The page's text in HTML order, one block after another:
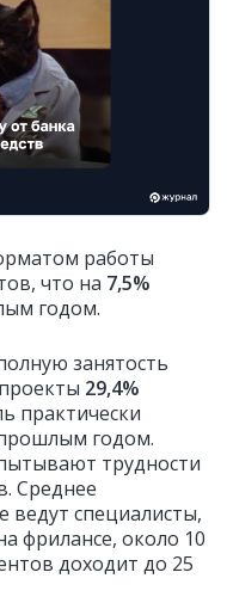
работы
что на 7,5%
годом.
занятость
29,4%
практически
годом.
трудности
Среднее
ведут специалисты,
фрилансе, около 10
доходит до 25